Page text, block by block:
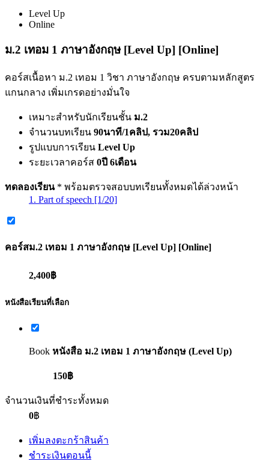
Level Up
Online
ม.2 เทอม 1 ภาษาอังกฤษ [Level Up] [Online]
คอร์สเนื้อหา ม.2 เทอม 1 วิชา ภาษาอังกฤษ ครบตามหลักสูตร
แกนกลาง เพิ่มเกรดอย่างมั่นใจ
เหมาะสำหรับนักเรียนชั้น ม.2
จำนวนบทเรียน 90นาที/1คลิป, รวม20คลิป
รูปแบบการเรียน Level Up
ระยะเวลาคอร์ส 0ปี 6เดือน
ทดลองเรียน * พร้อมตรวจสอบบทเรียนทั้งหมดได้ล่วงหน้า
1. Part of speech [1/20]
คอร์สม.2 เทอม 1 ภาษาอังกฤษ [Level Up] [Online]
2,400฿
หนังสือเรียนที่เลือก
Book หนังสือ ม.2 เทอม 1 ภาษาอังกฤษ (Level Up)
150฿
จำนวนเงินที่ชำระทั้งหมด
0฿
เพิ่มลงตะกร้าสินค้า
ชำระเงินตอนนี้